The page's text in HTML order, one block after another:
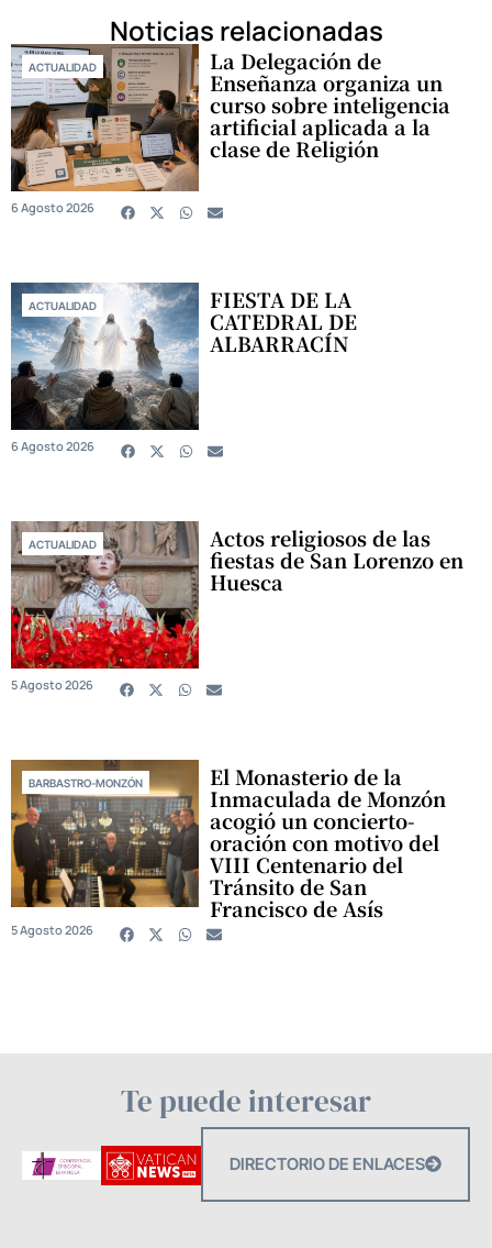
Noticias relacionadas
ACTUALIDAD La Delegación de
Enseñanza organiza un
curso sobre inteligencia
artificial aplicada a la
clase de Religión
6 Agosto 2026
ACTUALIDAD FIESTA DE LA
CATEDRAL DE
ALBARRACÍN
6 Agosto 2026
ACTUALIDAD Actos religiosos de las
fiestas de San Lorenzo en
Huesca
5 Agosto 2026
BARBASTRO-MONZÓN El Monasterio de la
Inmaculada de Monzón
acogió un concierto-
oración con motivo del
VIII Centenario del
Tránsito de San
Francisco de Asís
5 Agosto 2026
Te puede interesar
DIRECTORIO DE ENLACES